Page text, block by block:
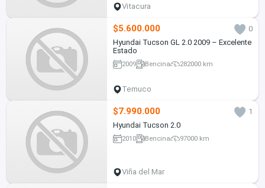
Vitacura
$5.600.000
0
Hyundai Tucson GL 2.0 2009 – Excelente
Estado
2009 Bencina 282000 km
Temuco
$7.990.000
1
Hyundai Tucson 2.0
2010 Bencina 97000 km
Viña del Mar